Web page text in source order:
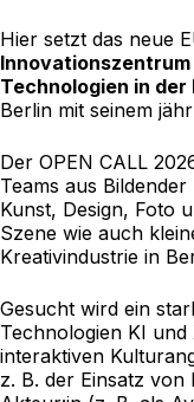
Hier setzt das neue
Technologien in
Berlin mit seinem
Der OPEN CALL
Teams aus
Kunst, Design, Foto
Szene wie auch
Kreativindustrie in
Gesucht wird ein
Technologien KI
interaktiven
z. B. der Einsatz von